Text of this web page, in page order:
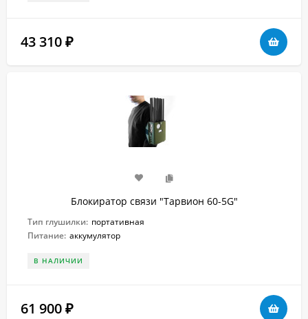
43 310 ₽
Блокиратор связи "Тарвион 60-5G"
Тип глушилки: портативная
Питание: аккумулятор
В НАЛИЧИИ
61 900 ₽